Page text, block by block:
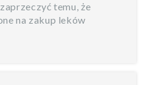
temu, że
na zakup leków